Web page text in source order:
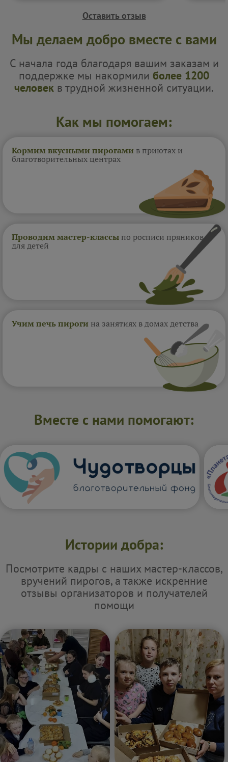
Оставить отзыв
Мы делаем добро вместе с вами
С начала года благодаря вашим заказам и
поддержке мы накормили более 1200
человек в трудной жизненной ситуации.
Как мы помогаем:
Кормим вкусными пирогами в приютах и
благотворительных центрах
Проводим мастер-классы по росписи пряников
для детей
Учим печь пироги на занятиях в домахдетства
Вместе с нами помогают:
Истории добра:
Посмотрите кадры с наших мастер-классов,
вручений пирогов, а также искренние
отзывы организаторов и получателей
помощи